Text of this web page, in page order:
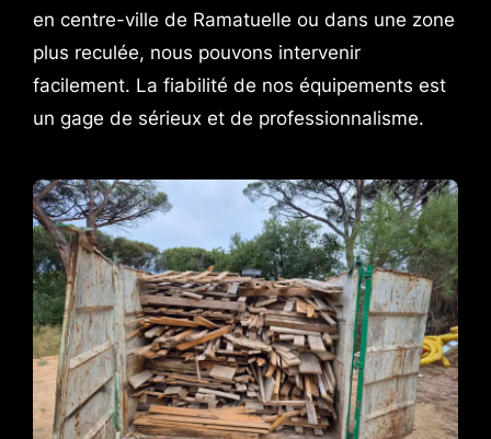
en centre-ville de Ramatuelle ou dans une zone
plus reculée, nous pouvons intervenir
facilement. La fiabilité de nos équipements est
un gage de sérieux et de professionnalisme.